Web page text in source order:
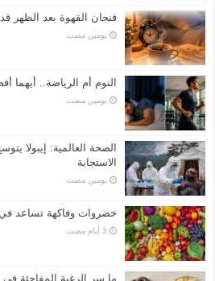
فنجان القهوة بعد الظهر
‏يومين مضت
النوم أم الرياضة.. أيهما
‏يومين مضت
الصحة العالمية: إيبولا
الاستجابة
‏يومين مضت
خضروات وفاكهة تساعد
ما سر الرغبة المفاجئة في